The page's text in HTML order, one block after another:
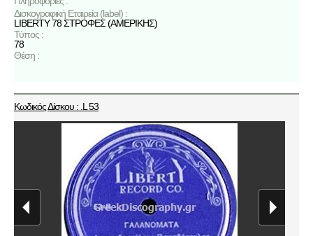
Δισκογραφική Εταιρεία (label) :
LIBERTY 78 ΣΤΡΟΦΕΣ (ΑΜΕΡΙΚΗΣ)
Τύπος :
78
Θέση :
Κωδικός Δίσκου : .L 53